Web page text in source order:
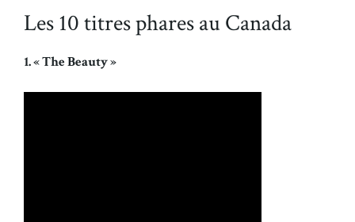
Les 10 titres phares au Canada
1. « The Beauty »